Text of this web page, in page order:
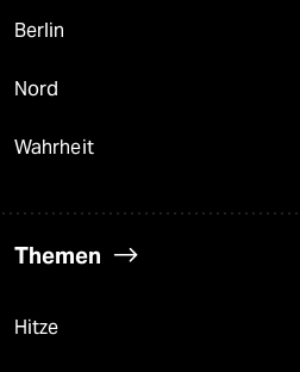
Berlin
Nord
Wahrheit
Themen
Hitze